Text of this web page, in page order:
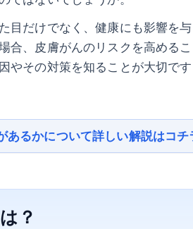
だけでなく、健康にも影響を与
合、皮膚がんのリスクを高める
その対策を知ることが大切です
るかについて詳しい解説はコチ
？